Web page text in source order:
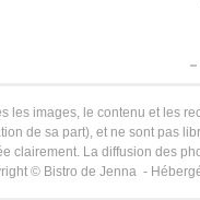
images, le contenu et les
de sa part), et ne sont pas
clairement. La diffusion des
© Bistro de Jenna -